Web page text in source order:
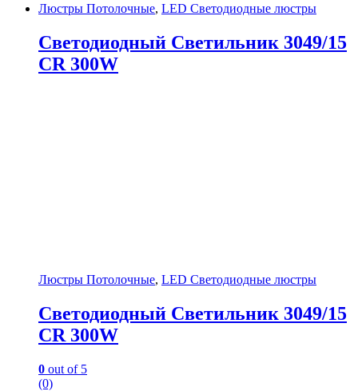
Люстры Потолочные, LED Светодиодные люстры
Светодиодный Светильник 3049/15
CR 300W
Люстры Потолочные, LED Светодиодные люстры
Светодиодный Светильник 3049/15
CR 300W
0 out of 5
(0)